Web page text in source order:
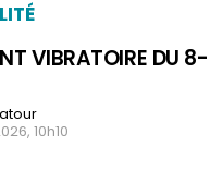
VIBRATOIRE DU 8-
10h10